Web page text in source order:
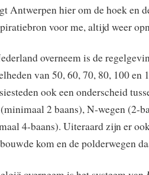
Antwerpen hier om de hoek en
voor me, altijd weer
overneem is de
van 50, 60, 70, 80, 100 en
ook een onderscheid
2 baans), N-wegen (2-
4-baans). Uiteraard zijn er
kom en de polderwegen